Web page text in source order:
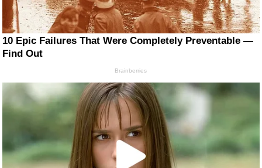
10 Epic Failures That Were Completely Preventable —
Find Out
Brainberries